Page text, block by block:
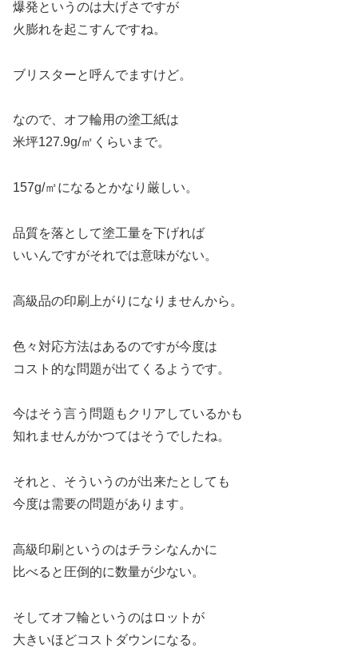
爆発というのは大げさですが
火膨れを起こすんですね。
ブリスターと呼んでますけど。
なので、オフ輪用の塗工紙は
米坪127.9g/㎡くらいまで。
157g/㎡になるとかなり厳しい。
品質を落として塗工量を下げれば
いいんですがそれでは意味がない。
高級品の印刷上がりになりませんから。
色々対応方法はあるのですが今度は
コスト的な問題が出てくるようです。
今はそう言う問題もクリアしているかも
知れませんがかつてはそうでしたね。
それと、そういうのが出来たとしても
今度は需要の問題があります。
高級印刷というのはチラシなんかに
比べると圧倒的に数量が少ない。
そしてオフ輪というのはロットが
大きいほどコストダウンになる。